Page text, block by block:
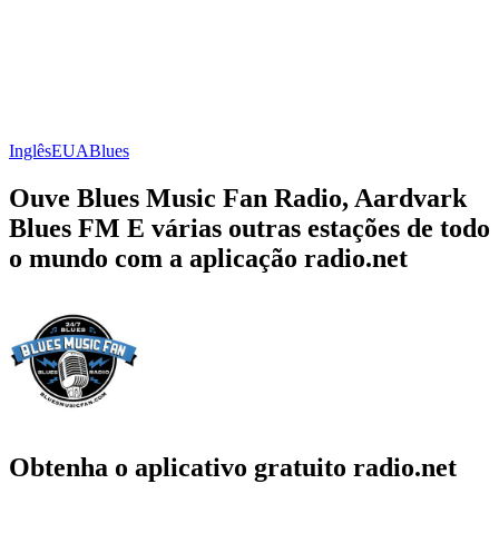
InglêsEUABlues
Ouve Blues Music Fan Radio, Aardvark
Blues FM E várias outras estações de todo
o mundo com a aplicação radio.net
Obtenha o aplicativo gratuito radio.net